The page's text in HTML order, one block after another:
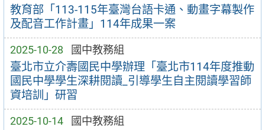
教育部「113-115年臺灣台語卡通、動畫字幕製作
及配音工作計畫」114年成果一案
2025-10-28 國中教務組
臺北市立介壽國民中學辦理「臺北市114年度推動
國民中學學生深耕閱讀_引導學生自主閱讀學習師
資培訓」研習
2025-10-14 國中教務組